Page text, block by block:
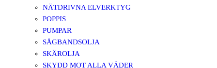
NÄTDRIVNA ELVERKTYG
POPPIS
PUMPAR
SÅGBANDSOLJA
SKÄROLJA
SKYDD MOT ALLA VÄDER